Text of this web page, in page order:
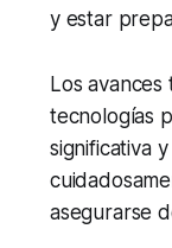
y estar
Los
tecnologías
significativa
asegurarse